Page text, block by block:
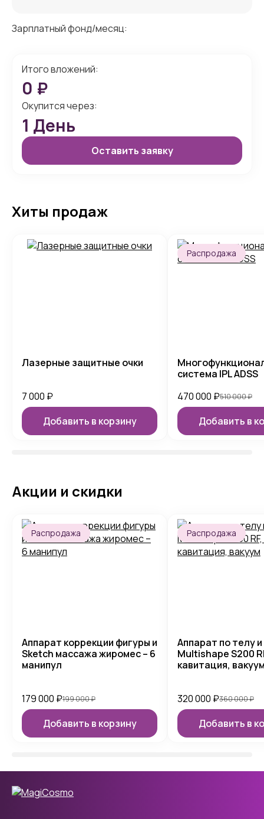
Зарплатный фонд/месяц:
Итого вложений:
0 ₽
Окупится через:
1 День
Оставить заявку
Хиты продаж
Лазерные защитные очки
7 000 ₽
Добавить в корзину
Распродажа
система IPL ADSS
470 000 ₽510 000₽
Добавить в
Акции и скидки
Распродажа
Аппарат коррекции фигуры и
Sketch массажа жиромес – 6
манипул
179 000 ₽199 000₽
Добавить в корзину
Распродажа
Аппарат по телу
Multishape S200
кавитация,
320 000 ₽360 000₽
Добавить в